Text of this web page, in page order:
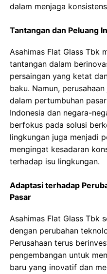
dalam menjaga
Tantangan dan Peluang
Asahimas Flat Glass Tbk
tantangan dalam
persaingan yang ketat
baku. Namun,
dalam pertumbuhan
Indonesia dan negara-
berfokus pada solusi
lingkungan juga menjadi
mengingat kesadaran
terhadap isu lingkungan.
Adaptasi terhadap
Pasar
Asahimas Flat Glass Tbk
dengan perubahan
Perusahaan terus
pengembangan untuk
baru yang inovatif dan